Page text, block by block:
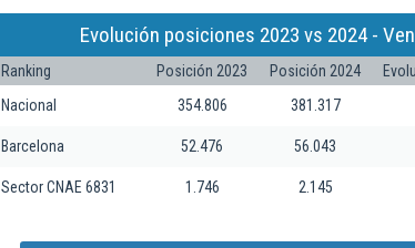
Evolución posiciones 2023 vs 2024 -
Ranking Posición 2023 Posición 2024
Nacional
354.806 381.317
Barcelona 52.476 56.043
Sector CNAE 6831 1.746 2.145